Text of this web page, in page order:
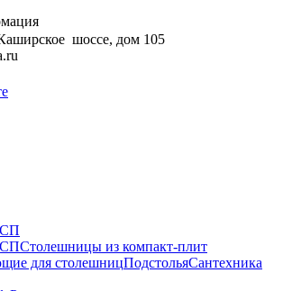
шоссе, дом 105
Столешницы из компакт-плит
для столешницПодстольяСантехника